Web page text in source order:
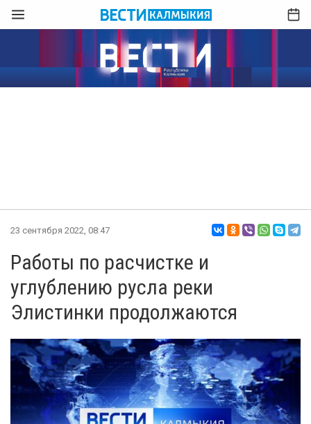
23 сентября 2022, 08:47
Работы по расчистке и
углублению русла реки
Элистинки продолжаются